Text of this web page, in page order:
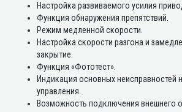
Настройка развиваемого усилия
Функция обнаружения препятствий.
Режим медленной скорости.
Настройка скорости разгона и
закрытие.
Функция «Фототест».
Индикация основных неисправностей
управления.
Возможность подключения внешнего